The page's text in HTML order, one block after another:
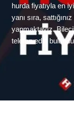
hurda fiyatıyla en
yanı sıra,
yapmaktayız.
telefon edin